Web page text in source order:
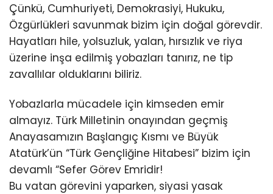
Çünkü, Cumhuriyeti, Demokrasiyi, Hukuku,
Özgürlükleri savunmak bizim için doğal görevdir.
Hayatları hile, yolsuzluk, yalan, hırsızlık ve riya
üzerine inşa edilmiş yobazları tanırız, ne tip
zavallılar olduklarını biliriz.
Yobazlarla mücadele için kimseden emir
almayız. Türk Milletinin onayından geçmiş
Anayasamızın Başlangıç Kısmı ve Büyük
Atatürk’ün “Türk Gençliğine Hitabesi” bizim için
devamlı “Sefer Görev Emridir!
Bu vatan görevini yaparken, siyasi yasak